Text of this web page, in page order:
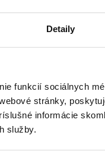
Detaily
funkcií sociálnych
stránky,
informácie
služby.